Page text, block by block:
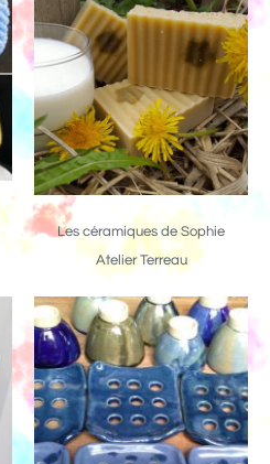
Les céramiques de Sophie
Atelier Terreau